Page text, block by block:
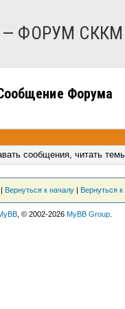
— ФОРУМ СККМ
Форума
сообщения, читать
| Вернуться к началу| Вернуться
, © 2002-2026 MyBB Group.